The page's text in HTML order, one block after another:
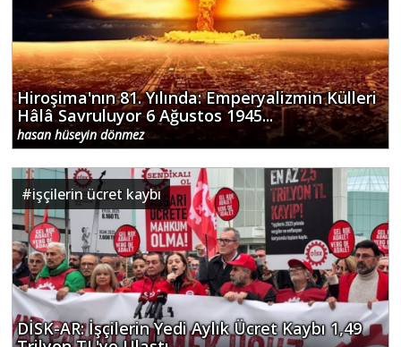
Hiroşima'nın 81. Yılında: Emperyalizmin Külleri
Hâlâ Savruluyor 6 Ağustos 1945...
hasan hüseyin dönmez
#işçilerin ücret kaybı
DİSK-AR: İşçilerin Yedi Aylık Ücret Kaybı 1,49